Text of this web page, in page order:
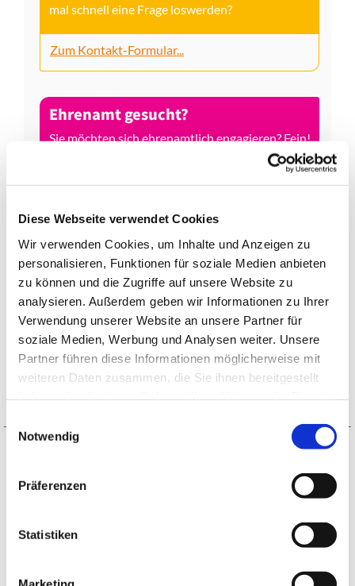
Diese Webseite verwendet Cookies
Wir verwenden Cookies, um Inhalte und Anzeigen zu
personalisieren, Funktionen für soziale Medien anbieten
zu können und die Zugriffe auf unsere Website zu
analysieren. Außerdem geben wir Informationen zu Ihrer
Verwendung unserer Website an unsere Partner für
soziale Medien, Werbung und Analysen weiter. Unsere
Partner führen diese Informationen möglicherweise mit
weiteren Daten zusammen, die Sie ihnen bereitgestellt
Notwendig
Präferenzen
Statistiken
mal schnell eine Frage loswerden?
Zum Kontakt-Formular...
Ehrenamt gesucht?
Sie möchten sich ehrenamtlich engagieren? Fein!
Unsere Gemeinde-News
Abonnieren Sie unsere Gemeinde-News und wir
halten Sie auf dem Laufenden.
Zum Formular...
Anmeldung Konfi-Zeit